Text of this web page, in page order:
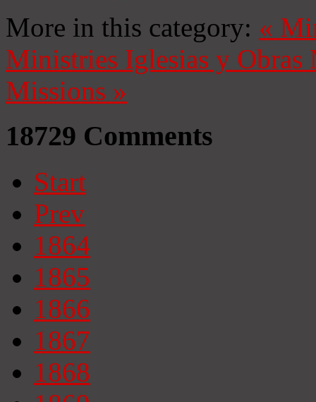
More in this category: «
Ministries Iglesias y Obras
Missions »
18729 Comments
Start
Prev
1864
1865
1866
1867
1868